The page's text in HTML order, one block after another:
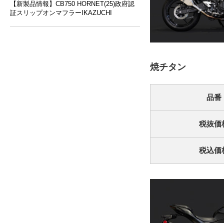
焼チタン
品番
税抜価
税込価
【新製品情報】CB750 HORNET(25)政府認
証スリップオンマフラーIKAZUCHI